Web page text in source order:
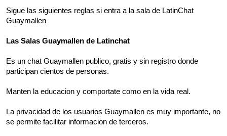
Sigue las siguientes reglas si entra a la sala de LatinChat
Guaymallen
Las Salas Guaymallen de Latinchat
Es un chat Guaymallen publico, gratis y sin registro donde
participan cientos de personas.
Manten la educacion y comportate como en la vida real.
La privacidad de los usuarios Guaymallen es muy importante, no
se permite facilitar informacion de terceros.